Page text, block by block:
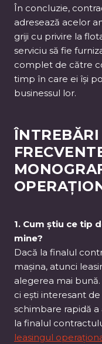
În concluzie,
adresează acelor
griji cu privire la
serviciu să fie
complet de către
timp în care ei își
businessul lor.
ÎNTREBĂRI
1. Cum știu ce tip
mine?
Dacă la finalul
mașina, atunci
alegerea mai
ci ești interesant
schimbare rapidă
la finalul
leasingul